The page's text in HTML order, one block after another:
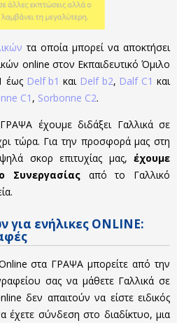
τα οποία μπορεί να αποκτήσει
online στον Εκπαιδευτικό Όμιλο
έως Delf b1 και Delf b2, Dalf C1 και
C1 , Sorbonne C2.
έχουμε διδάξει Γαλλικά σε
τώρα. Για την προσφορά μας στη
σκορ επιτυχίας μας, έχουμε
Συνεργασίας από το Γαλλικό
ενήλικες ONLINE:
στα ΓΡΑΨΑ μπορείτε από την
σας να μάθετε Γαλλικά σε
δεν απαιτούν να είστε ειδικός
έχετε σύνδεση στο διαδίκτυο, μια